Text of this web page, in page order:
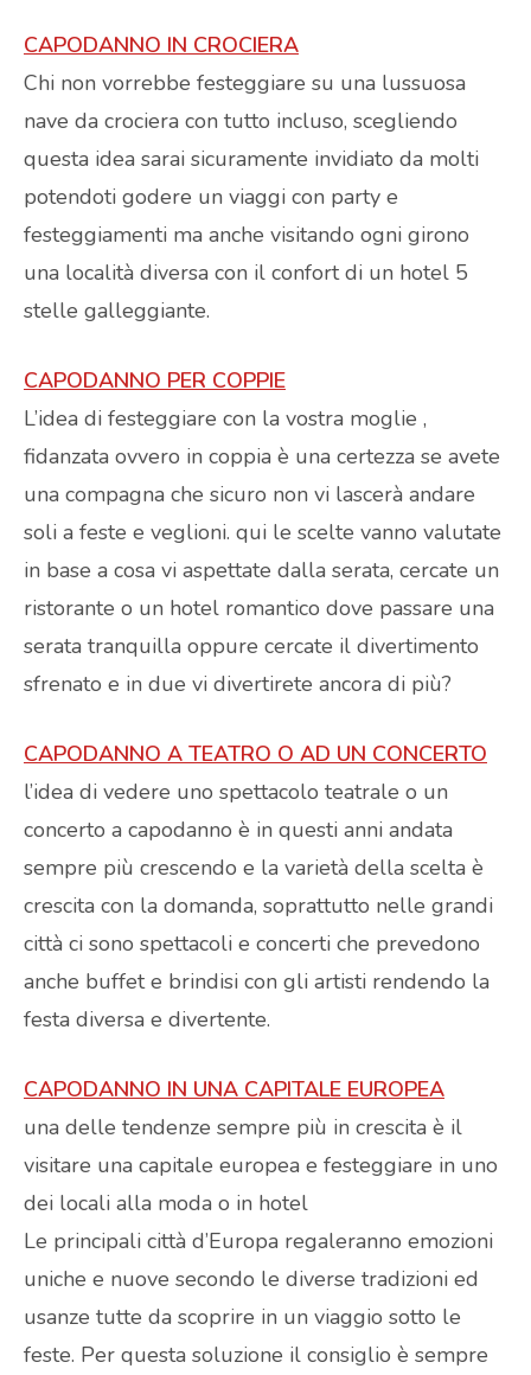
CAPODANNO IN CROCIERA
Chi non vorrebbe festeggiare su una lussuosa
nave da crociera con tutto incluso, scegliendo
questa idea sarai sicuramente invidiato da molti
potendoti godere un viaggi con party e
festeggiamenti ma anche visitando ogni girono
una località diversa con il confort di un hotel 5
stelle galleggiante.
CAPODANNO PER COPPIE
L’idea di festeggiare con la vostra moglie ,
fidanzata ovvero in coppia è una certezza se avete
una compagna che sicuro non vi lascerà andare
soli a feste e veglioni. qui le scelte vanno valutate
in base a cosa vi aspettate dalla serata, cercate un
ristorante o un hotel romantico dove passare una
serata tranquilla oppure cercate il divertimento
sfrenato e in due vi divertirete ancora di più?
CAPODANNO A TEATRO O AD UN CONCERTO
l’idea di vedere uno spettacolo teatrale o un
concerto a capodanno è in questi anni andata
sempre più crescendo e la varietà della scelta è
crescita con la domanda, soprattutto nelle grandi
città ci sono spettacoli e concerti che prevedono
anche buffet e brindisi con gli artisti rendendo la
festa diversa e divertente.
CAPODANNO IN UNA CAPITALE EUROPEA
una delle tendenze sempre più in crescita è il
visitare una capitale europea e festeggiare in uno
dei locali alla moda o in hotel
Le principali città d’Europa regaleranno emozioni
uniche e nuove secondo le diverse tradizioni ed
usanze tutte da scoprire in un viaggio sotto le
feste. Per questa soluzione il consiglio è sempre